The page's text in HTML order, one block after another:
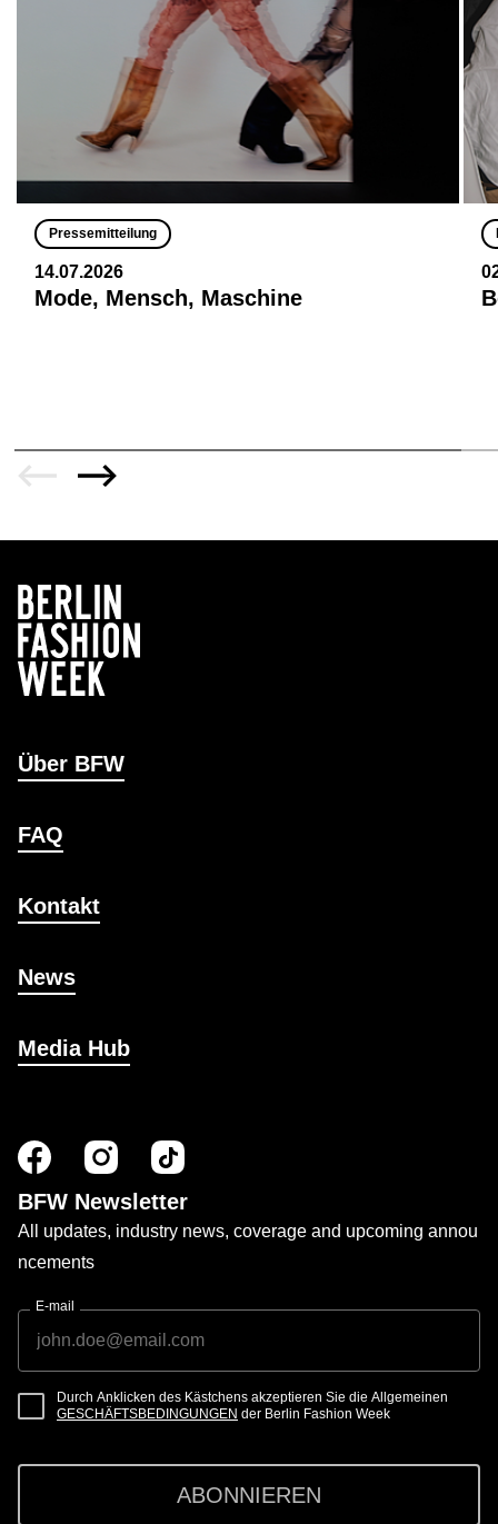
Pressemitteilung
14.07.2026
Mode, Mensch, Maschine
Über BFW
FAQ
Kontakt
News
Media Hub
BFW Newsletter
All updates, industry news, coverage and upcoming annou
ncements
E-mail
Durch Anklicken des Kästchens akzeptieren Sie die Allgemeinen
GESCHÄFTSBEDINGUNGEN der Berlin Fashion Week
ABONNIEREN